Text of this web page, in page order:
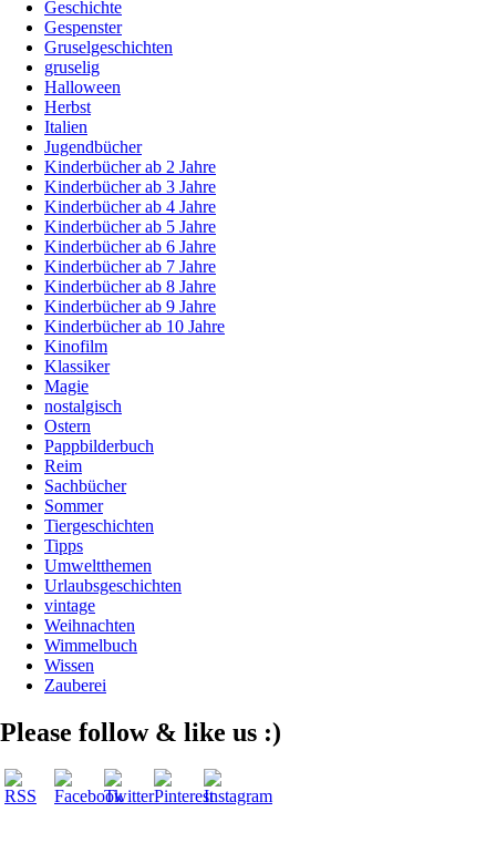
Geschichte
Gespenster
Gruselgeschichten
gruselig
Halloween
Herbst
Italien
Jugendbücher
Kinderbücher ab 2 Jahre
Kinderbücher ab 3 Jahre
Kinderbücher ab 4 Jahre
Kinderbücher ab 5 Jahre
Kinderbücher ab 6 Jahre
Kinderbücher ab 7 Jahre
Kinderbücher ab 8 Jahre
Kinderbücher ab 9 Jahre
Kinderbücher ab 10 Jahre
Kinofilm
Klassiker
Magie
nostalgisch
Ostern
Pappbilderbuch
Reim
Sachbücher
Sommer
Tiergeschichten
Tipps
Umweltthemen
Urlaubsgeschichten
vintage
Weihnachten
Wimmelbuch
Wissen
Zauberei
Please follow & like us :)